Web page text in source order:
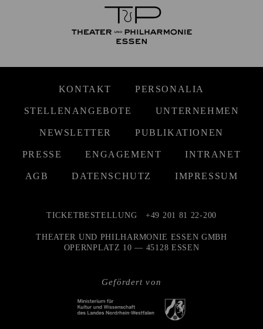
KONTAKT PERSONALIA
STELLENANGEBOTE UNTERNEHMEN
NEWSLETTER PUBLIKATIONEN
PRESSE ENGAGEMENT INTRANET
AGB DATENSCHUTZ IMPRESSUM
Gefördert von
TICKETBESTELLUNG +49 201 81 22-200
THEATER UND PHILHARMONIE ESSEN GMBH
OPERNPLATZ 10 — 45128 ESSEN